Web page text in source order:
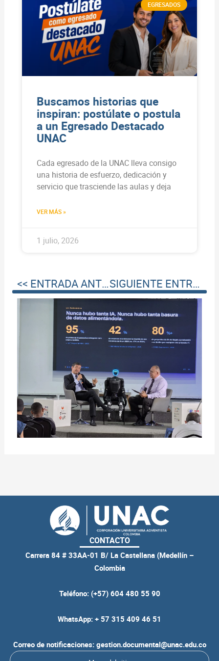
EGRESADOS
Buscamos historias que
inspiran: postúlate o postula
a un Egresado Destacado
UNAC
Cada egresado de la UNAC lleva consigo
una historia de esfuerzo, dedicación y
servicio que trasciende las aulas y deja
VER MÁS »
1 julio, 2026
<< ENTRADA ANTERIOR SIGUIENTE ENTRADA >>
CONTACTO
Carrera 84 # 33AA-01 B/ La Castellana (Medellín –
Colombia
Teléfono: (+57) 604 480 55 90
WhatsApp: + 57 315 409 46 51
Correo de notificaciones: gestion.documental@unac.edu.co